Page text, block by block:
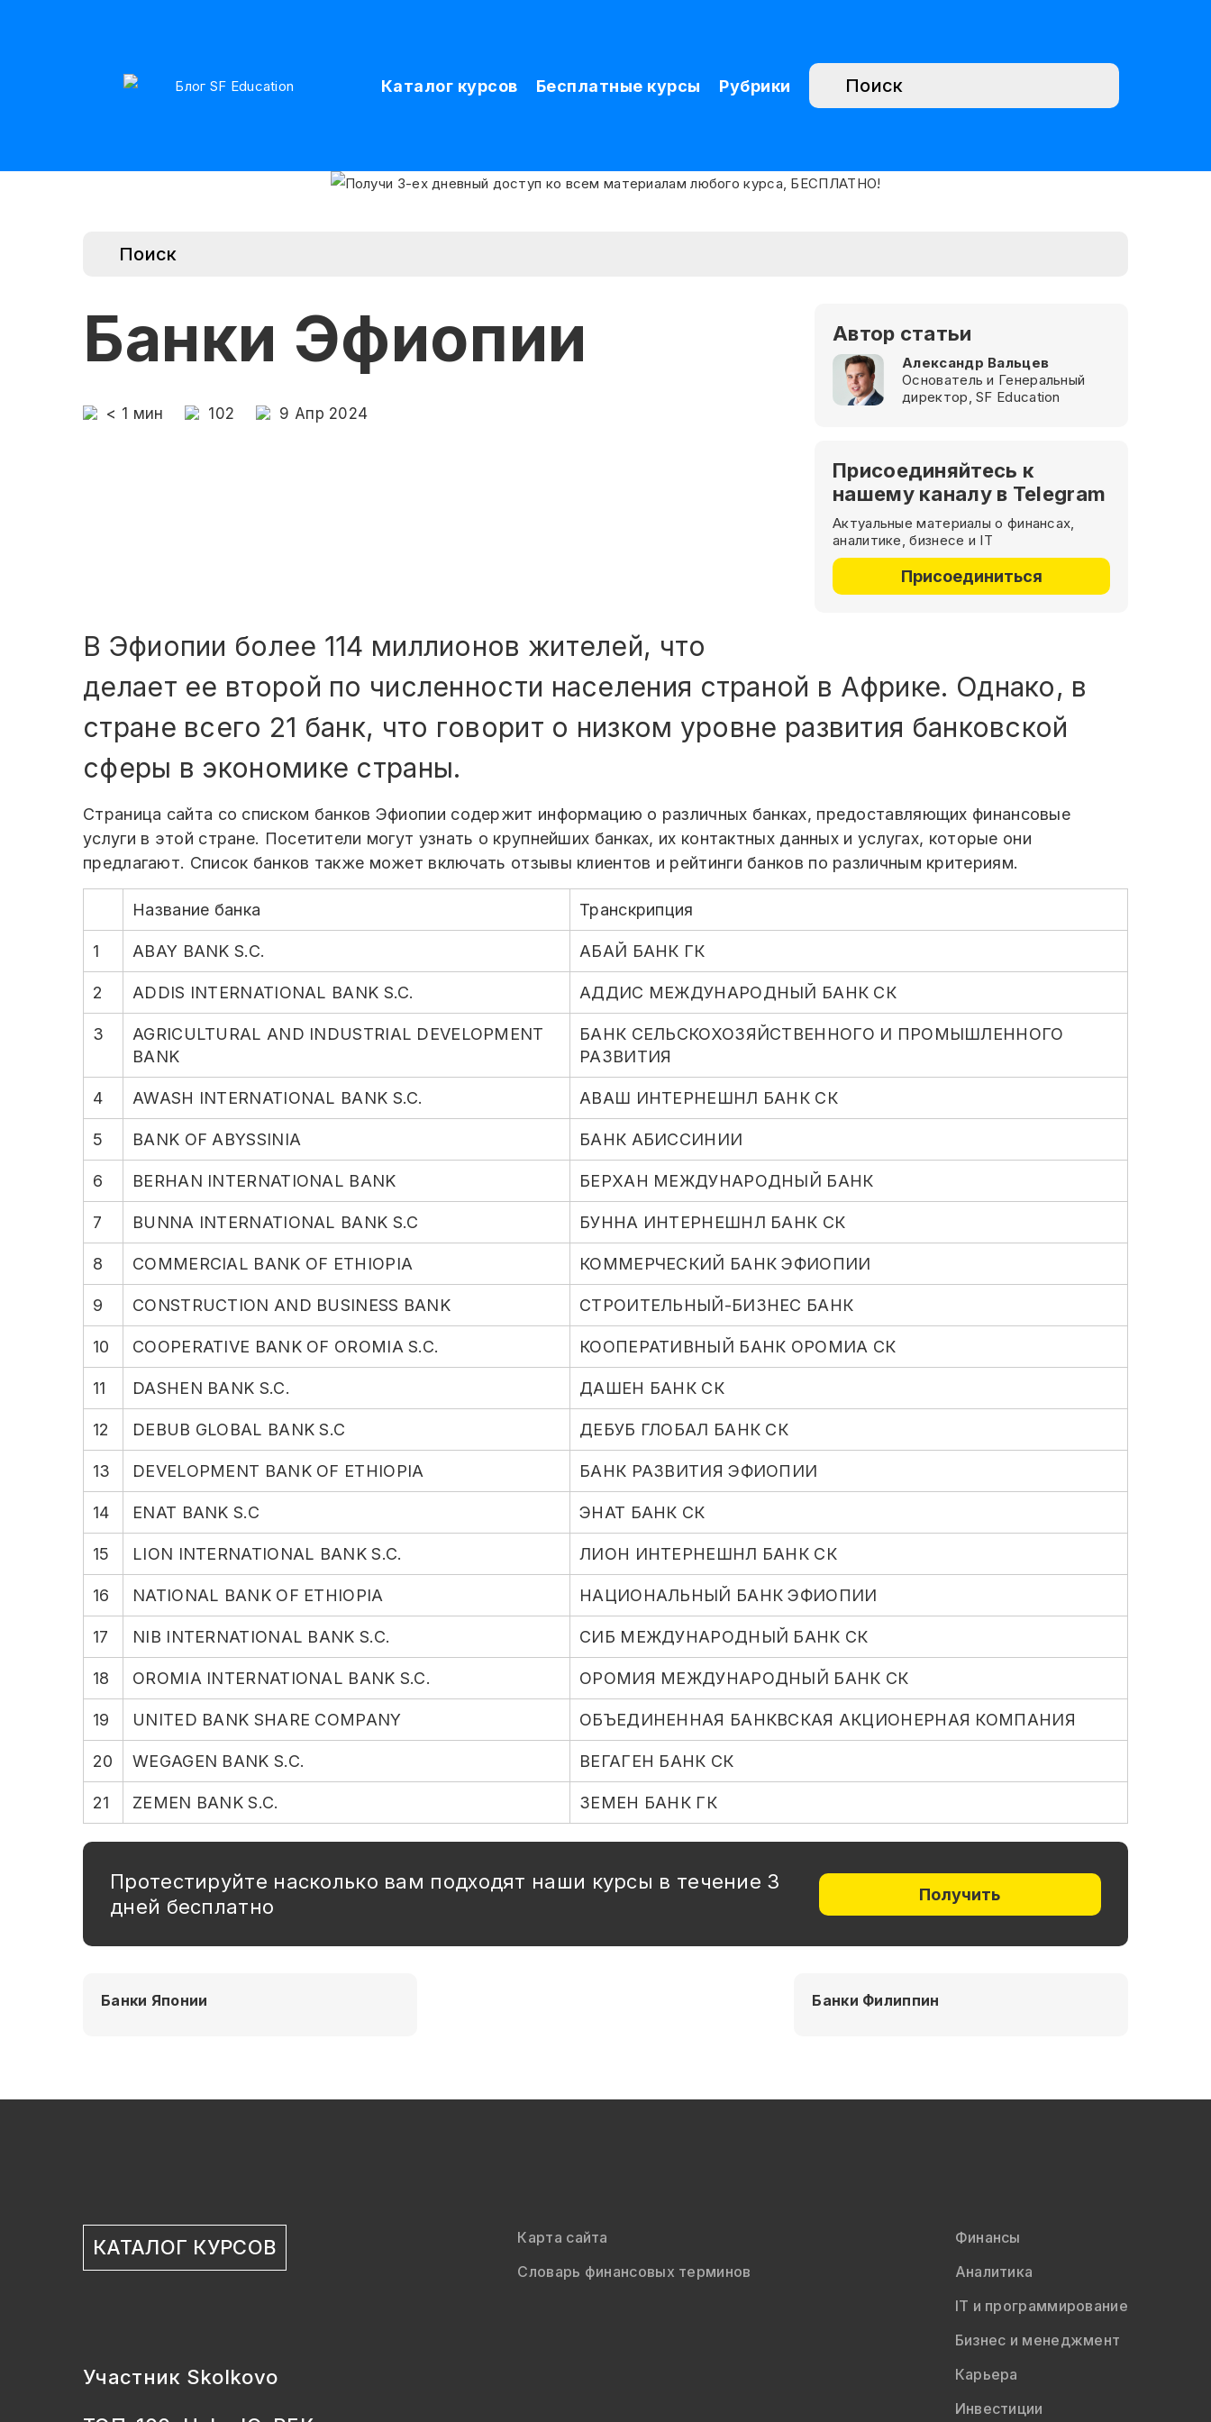
Каталог курсов Бесплатные курсы Рубрики
Банки Эфиопии
< 1 мин 102 9 Апр 2024
Автор статьи
Александр Вальцев
Основатель и Генеральный
директор, SF Education
Присоединяйтесь к
нашему каналу в Telegram
Актуальные материалы о финансах,
аналитике, бизнесе и IT
Присоединиться
В Эфиопии более 114 миллионов жителей, что
делает ее второй по численности населения страной в Африке. Однако, в
стране всего 21 банк, что говорит о низком уровне развития банковской
сферы в экономике страны.
Страница сайта со списком банков Эфиопии содержит информацию о различных банках, предоставляющих финансовые
услуги в этой стране. Посетители могут узнать о крупнейших банках, их контактных данных и услугах, которые они
предлагают. Список банков также может включать отзывы клиентов и рейтинги банков по различным критериям.
Название банка Транскрипция
1 ABAY BANK S.C. АБАЙ БАНК ГК
2 ADDIS INTERNATIONAL BANK S.C. АДДИС МЕЖДУНАРОДНЫЙ БАНК СК
3
AGRICULTURAL AND INDUSTRIAL DEVELOPMENT
BANK
БАНК СЕЛЬСКОХОЗЯЙСТВЕННОГО И ПРОМЫШЛЕННОГО
РАЗВИТИЯ
4 AWASH INTERNATIONAL BANK S.C. АВАШ ИНТЕРНЕШНЛ БАНК СК
5 BANK OF ABYSSINIA БАНК АБИССИНИИ
6 BERHAN INTERNATIONAL BANK БЕРХАН МЕЖДУНАРОДНЫЙ БАНК
7 BUNNA INTERNATIONAL BANK S.C БУННА ИНТЕРНЕШНЛ БАНК СК
8 COMMERCIAL BANK OF ETHIOPIA КОММЕРЧЕСКИЙ БАНК ЭФИОПИИ
9 CONSTRUCTION AND BUSINESS BANK СТРОИТЕЛЬНЫЙ-БИЗНЕС БАНК
10 COOPERATIVE BANK OF OROMIA S.C. КООПЕРАТИВНЫЙ БАНК ОРОМИА СК
11 DASHEN BANK S.C. ДАШЕН БАНК СК
12 DEBUB GLOBAL BANK S.C ДЕБУБ ГЛОБАЛ БАНК СК
13 DEVELOPMENT BANK OF ETHIOPIA БАНК РАЗВИТИЯ ЭФИОПИИ
14 ENAT BANK S.C ЭНАТ БАНК СК
15 LION INTERNATIONAL BANK S.C. ЛИОН ИНТЕРНЕШНЛ БАНК СК
16 NATIONAL BANK OF ETHIOPIA НАЦИОНАЛЬНЫЙ БАНК ЭФИОПИИ
17 NIB INTERNATIONAL BANK S.C. СИБ МЕЖДУНАРОДНЫЙ БАНК СК
18 OROMIA INTERNATIONAL BANK S.C. ОРОМИЯ МЕЖДУНАРОДНЫЙ БАНК СК
19 UNITED BANK SHARE COMPANY ОБЪЕДИНЕННАЯ БАНКВСКАЯ АКЦИОНЕРНАЯ КОМПАНИЯ
20 WEGAGEN BANK S.C. ВЕГАГЕН БАНК СК
21 ZEMEN BANK S.C. ЗЕМЕН БАНК ГК
Протестируйте насколько вам подходят наши курсы в течение 3
дней бесплатно
Получить
Банки Японии Банки Филиппин
КАТАЛОГ КУРСОВ
Участник Skolkovo
Карта сайта
Словарь финансовых терминов
Финансы
Аналитика
IT и программирование
Бизнес и менеджмент
Карьера
Инвестиции